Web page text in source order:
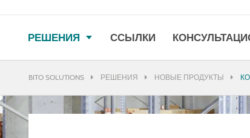
РЕШЕНИЯ ССЫЛКИ
BITO SOLUTIONS РЕШЕНИЯ НОВЫЕ ПРОДУКТЫ